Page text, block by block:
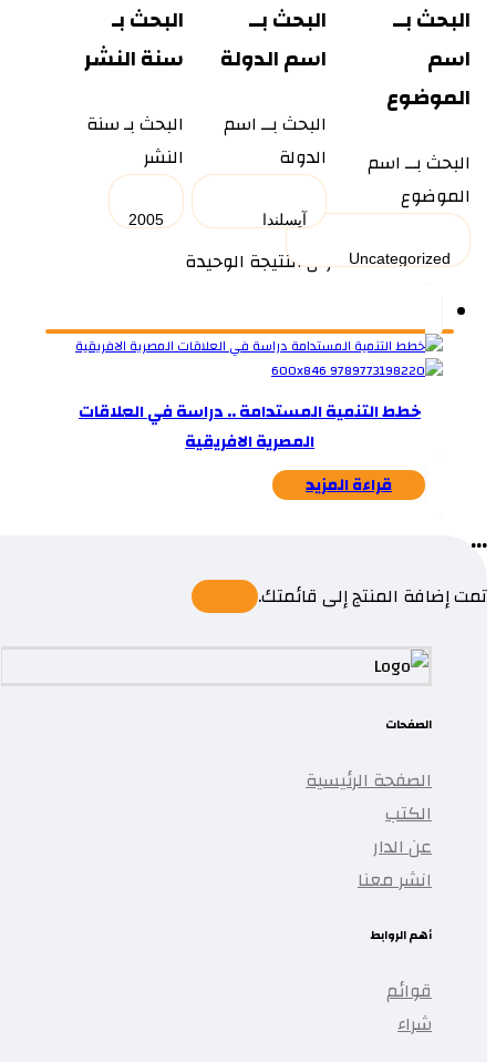
البحث بــ
اسم
الموضوع
البحث بــ اسم
الموضوع
البحث بــ
اسم الدولة
البحث بــ اسم
الدولة
البحث بـ
سنة النشر
البحث بـ سنة
النشر
عرض النتيجة الوحيدة
خطط التنمية المستدامة .. دراسة في العلاقات
المصرية الافريقية
قراءة المزيد
...
تمت إضافة المنتج إلى قائمتك.
الصفحات
الصفحة الرئيسية
الكتب
عن الدار
انشر معنا
أهم الروابط
قوائم
شراء